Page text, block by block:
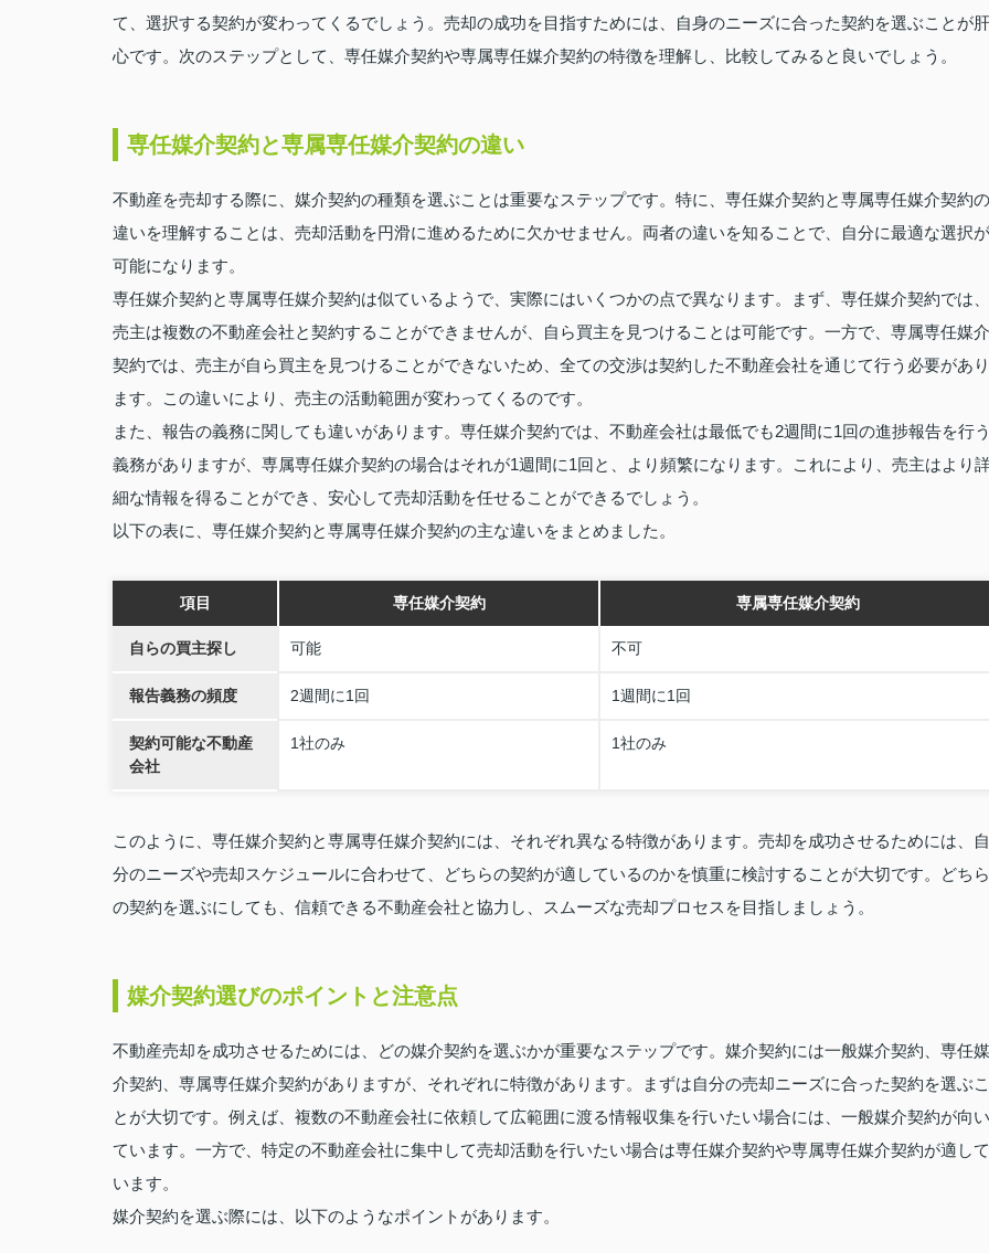
て、選択する契約が変わってくるでしょう。売却の成功を目指すためには、自身のニーズに合った契約を選ぶことが肝
心です。次のステップとして、専任媒介契約や専属専任媒介契約の特徴を理解し、比較してみると良いでしょう。
専任媒介契約と専属専任媒介契約の違い
不動産を売却する際に、媒介契約の種類を選ぶことは重要なステップです。特に、専任媒介契約と専属専任媒介契約の
違いを理解することは、売却活動を円滑に進めるために欠かせません。両者の違いを知ることで、自分に最適な選択が
可能になります。
専任媒介契約と専属専任媒介契約は似ているようで、実際にはいくつかの点で異なります。まず、専任媒介契約では、
売主は複数の不動産会社と契約することができませんが、自ら買主を見つけることは可能です。一方で、専属専任媒介
契約では、売主が自ら買主を見つけることができないため、全ての交渉は契約した不動産会社を通じて行う必要があり
ます。この違いにより、売主の活動範囲が変わってくるのです。
また、報告の義務に関しても違いがあります。専任媒介契約では、不動産会社は最低でも2週間に1回の進捗報告を行う
義務がありますが、専属専任媒介契約の場合はそれが1週間に1回と、より頻繁になります。これにより、売主はより
細な情報を得ることができ、安心して売却活動を任せることができるでしょう。
以下の表に、専任媒介契約と専属専任媒介契約の主な違いをまとめました。
項目 専任媒介契約 専属専任媒介契約
自らの買主探し 可能 不可
報告義務の頻度 2週間に1回 1週間に1回
契約可能な不動産
会社
1社のみ 1社のみ
このように、専任媒介契約と専属専任媒介契約には、それぞれ異なる特徴があります。売却を成功させるためには、自
分のニーズや売却スケジュールに合わせて、どちらの契約が適しているのかを慎重に検討することが大切です。どちら
の契約を選ぶにしても、信頼できる不動産会社と協力し、スムーズな売却プロセスを目指しましょう。
媒介契約選びのポイントと注意点
不動産売却を成功させるためには、どの媒介契約を選ぶかが重要なステップです。媒介契約には一般媒介契約、専任媒
介契約、専属専任媒介契約がありますが、それぞれに特徴があります。まずは自分の売却ニーズに合った契約を選ぶこ
とが大切です。例えば、複数の不動産会社に依頼して広範囲に渡る情報収集を行いたい場合には、一般媒介契約が向い
ています。一方で、特定の不動産会社に集中して売却活動を行いたい場合は専任媒介契約や専属専任媒介契約が適して
います。
媒介契約を選ぶ際には、以下のようなポイントがあります。